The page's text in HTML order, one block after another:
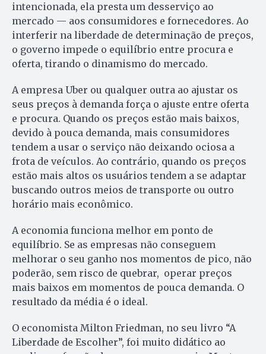
intencionada, ela presta um desserviço ao
mercado — aos consumidores e fornecedores. Ao
interferir na liberdade de determinação de preços,
o governo impede o equilíbrio entre procura e
oferta, tirando o dinamismo do mercado.
A empresa Uber ou qualquer outra ao ajustar os
seus preços à demanda força o ajuste entre oferta
e procura. Quando os preços estão mais baixos,
devido à pouca demanda, mais consumidores
tendem a usar o serviço não deixando ociosa a
frota de veículos. Ao contrário, quando os preços
estão mais altos os usuários tendem a se adaptar
buscando outros meios de transporte ou outro
horário mais econômico.
A economia funciona melhor em ponto de
equilíbrio. Se as empresas não conseguem
melhorar o seu ganho nos momentos de pico, não
poderão, sem risco de quebrar, operar preços
mais baixos em momentos de pouca demanda. O
resultado da média é o ideal.
O economista Milton Friedman, no seu livro “A
Liberdade de Escolher”, foi muito didático ao